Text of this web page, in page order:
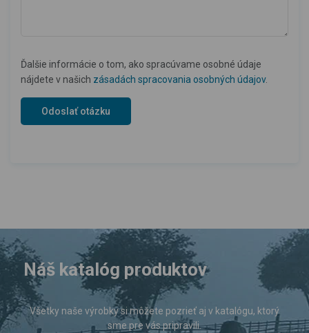
Ďalšie informácie o tom, ako spracúvame osobné údaje
nájdete v našich zásadách spracovania osobných údajov.
Náš katalóg produktov
Všetky naše výrobky si môžete pozrieť aj v katalógu, ktorý
sme pre vás pripravili.